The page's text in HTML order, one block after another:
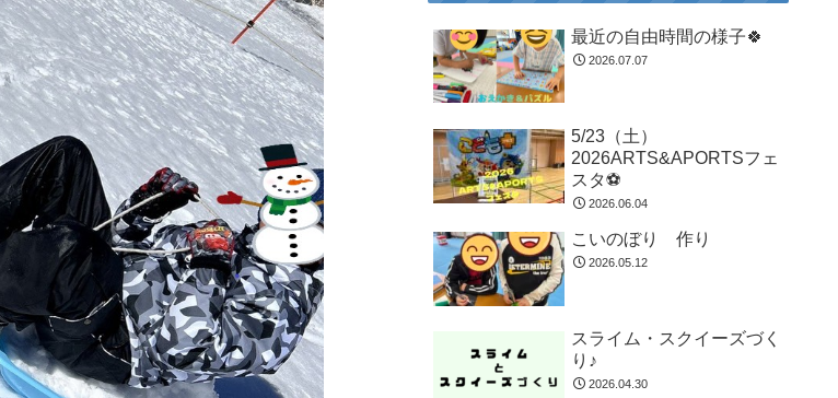
最近の自由時間の様子🍀
2026.07.07
5/23（土）
2026ARTS&APORTSフェ
スタ⚽
2026.06.04
こいのぼり 作り
2026.05.12
スライム・スクイーズづく
り♪
2026.04.30